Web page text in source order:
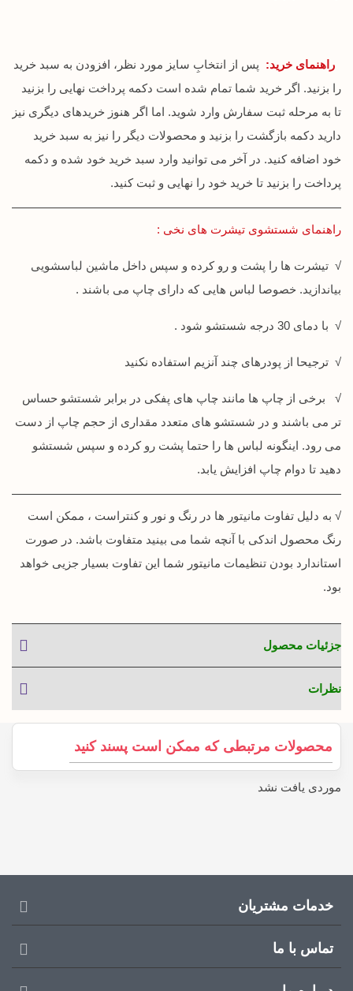
راهنمای خرید: پس از انتخابِ سایز مورد نظر، افزودن به سبد خرید
را بزنید. اگر خرید شما تمام شده است دکمه پرداخت نهایی را بزنید
تا به مرحله ثبت سفارش وارد شوید. اما اگر هنوز خریدهای دیگری نیز
دارید دکمه بازگشت را بزنید و محصولات دیگر را نیز به سبد خرید
خود اضافه کنید. در آخر می توانید وارد سبد خرید خود شده و دکمه
پرداخت را بزنید تا خرید خود را نهایی و ثبت کنید.
راهنمای شستشوی تیشرت های نخی :
√ تیشرت ها را پشت و رو کرده و سپس داخل ماشین لباسشویی
بیاندازید. خصوصا لباس هایی که دارای چاپ می باشند .
√ با دمای 30 درجه شستشو شود .
√ ترجیحا از پودرهای چند آنزیم استفاده نکنید
√ برخی از چاپ ها مانند چاپ های پفکی در برابر شستشو حساس
تر می باشند و در شستشو های متعدد مقداری از حجم چاپ از دست
می رود. اینگونه لباس ها را حتما پشت رو کرده و سپس شستشو
دهید تا دوام چاپ افزایش یابد.
√ به دلیل تفاوت مانیتور ها در رنگ و نور و کنتراست ، ممکن است
رنگ محصول اندکی با آنچه شما می بینید متفاوت باشد. در صورت
استاندارد بودن تنظیمات مانیتور شما این تفاوت بسیار جزیی خواهد
بود.
جزئیات محصول
نظرات
محصولات مرتبطی که ممکن است پسند کنید
موردی یافت نشد
خدمات مشتریان
تماس با ما